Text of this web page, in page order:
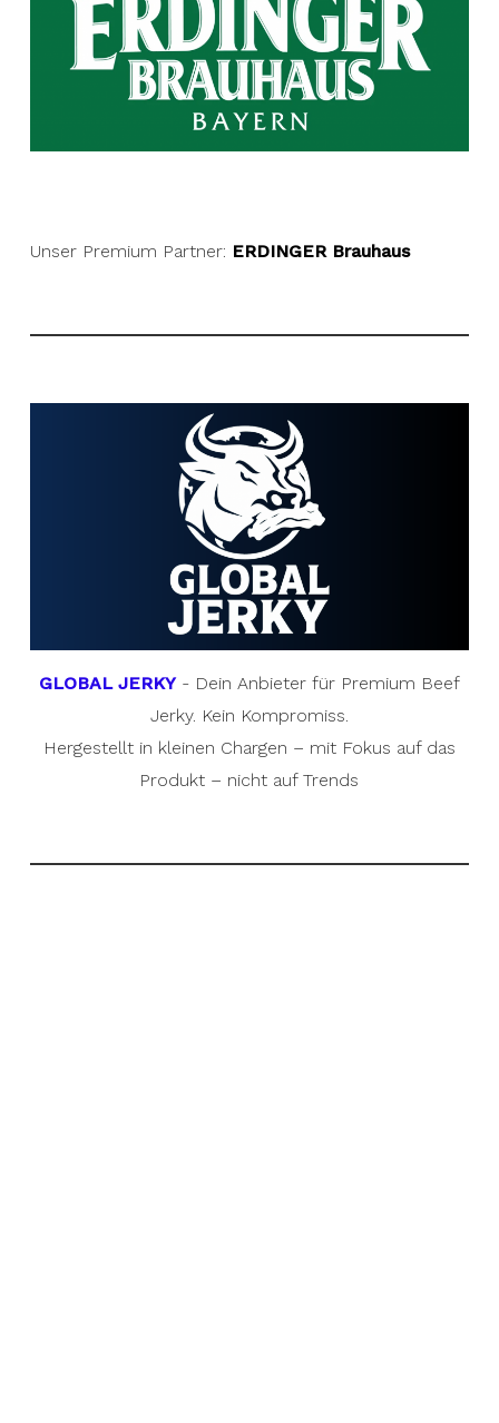
Unser Premium Partner: ERDINGER Brauhaus
GLOBAL JERKY- Dein Anbieter für Premium Beef
Jerky. Kein Kompromiss.
Hergestellt in kleinen Chargen – mit Fokus auf das
Produkt – nicht auf Trends